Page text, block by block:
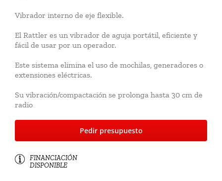
Vibrador interno de eje flexible.
El Rattler es un vibrador de aguja portátil, eficiente y
fácil de usar por un operador.
Este sistema elimina el uso de mochilas, generadores o
extensiones eléctricas.
Su vibración/compactación se prolonga hasta 30 cm de
radio
Pedir presupuesto
FINANCIACIÓN
DISPONIBLE